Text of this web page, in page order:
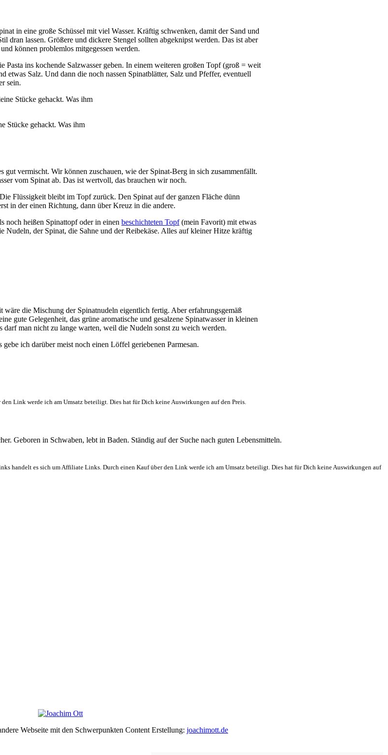
in eine große Schüssel mit viel Wasser. Kräftig schwenken, damit der Sand und
lassen. Größere und dickere Stengel sollten abgeknipst werden. Das ist aber
können problemlos mitgegessen werden.
ins kochende Salzwasser geben. In einem weiteren großen Topf (groß = weit
Salz. Und dann die noch nassen Spinatblätter, Salz und Pfeffer, eventuell
sein.
Stücke gehackt. Was ihm
vermischt. Wir können zuschauen, wie der Spinat-Berg in sich zusammenfällt.
vom Spinat ab. Das ist wertvoll, das brauchen wir noch.
Flüssigkeit bleibt im Topf zurück. Den Spinat auf der ganzen Fläche dünn
in der einen Richtung, dann über Kreuz in die andere.
noch heißen Spinattopf oder in einen beschichteten Topf(mein Favorit) mit etwas
der Spinat, die Sahne und der Reibekäse. Alles auf kleiner Hitze kräftig
die Mischung der Spinatnudeln eigentlich fertig. Aber erfahrungsgemäß
gute Gelegenheit, das grüne aromatische und gesalzene Spinatwasser in kleinen
man nicht zu lange warten, weil die Nudeln sonst zu weich werden.
ich darüber meist noch einen Löffel geriebenen Parmesan.
Link werde ich am Umsatz beteiligt. Dies hat für Dich keine Auswirkungen auf den Preis.
Geboren in Schwaben, lebt in Baden. Ständig auf der Suche nach guten Lebensmitteln.
handelt es sich um Affiliate Links. Durch einen Kauf über den Link werde ich am Umsatz beteiligt. Dies hat für Dich keine Auswirkungen auf
Webseite mit den Schwerpunkten Content Erstellung: joachimott.de